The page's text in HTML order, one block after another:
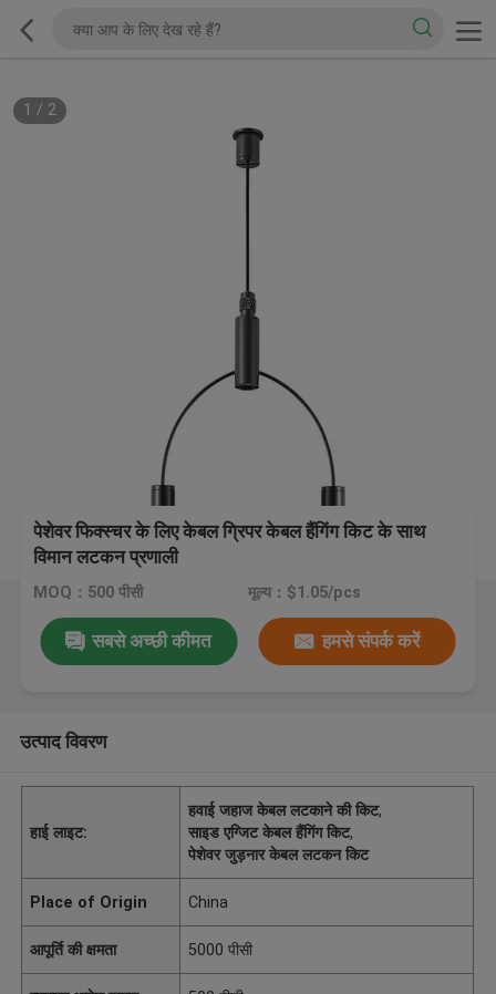
1 / 2
पेशेवर फिक्स्चर के लिए केबल ग्रिपर केबल हैंगिंग किट के साथ
विमान लटकन प्रणाली
MOQ：500 पीसी मूल्य：$1.05/pcs
सबसे अच्छी कीमत हमसे संपर्क करें
उत्पाद विवरण
हाई लाइट:
हवाई जहाज केबल लटकाने की किट,
साइड एग्जिट केबल हैंगिंग किट,
पेशेवर जुड़नार केबल लटकन किट
Place of Origin China
आपूर्ति की क्षमता 5000 पीसी